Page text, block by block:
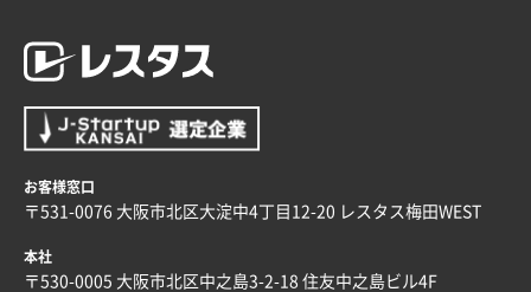
安い
東京都M社様
ワンポイント箔押し紙袋 M横サイズ(A4対応)
枚
2025年12月22日 03:31
お客様窓口
〒531-0076 大阪市北区大淀中4丁目12-20 レスタス梅田WEST
本社
〒530-0005 大阪市北区中之島3-2-18 住友中之島ビル4F